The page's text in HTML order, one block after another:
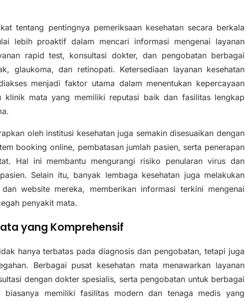
tentang pentingnya pemeriksaan kesehatan secara berkala
lebih proaktif dalam mencari informasi mengenai layanan
rapid test, konsultasi dokter, dan pengobatan berbagai
glaukoma, dan retinopati. Ketersediaan layanan kesehatan
menjadi faktor utama dalam menentukan kepercayaan
klinik mata yang memiliki reputasi baik dan fasilitas lengkap
oleh institusi kesehatan juga semakin disesuaikan dengan
booking online, pembatasan jumlah pasien, serta penerapan
Hal ini membantu mengurangi risiko penularan virus dan
Selain itu, banyak lembaga kesehatan juga melakukan
website mereka, memberikan informasi terkini mengenai
penyakit mata.
yang Komprehensif
hanya terbatas pada diagnosis dan pengobatan, tetapi juga
Berbagai pusat kesehatan mata menawarkan layanan
dengan dokter spesialis, serta pengobatan untuk berbagai
biasanya memiliki fasilitas modern dan tenaga medis yang